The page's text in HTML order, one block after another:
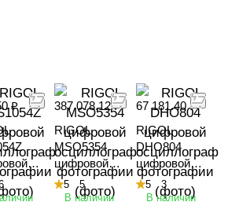
₽
387 078.12 ₽
RIGOL
MSO5354
цифровой
осциллограф
5
5
В наличии
67 181.40 ₽
RIGOL
DHO804
цифровой
осциллограф
5
3
В наличии